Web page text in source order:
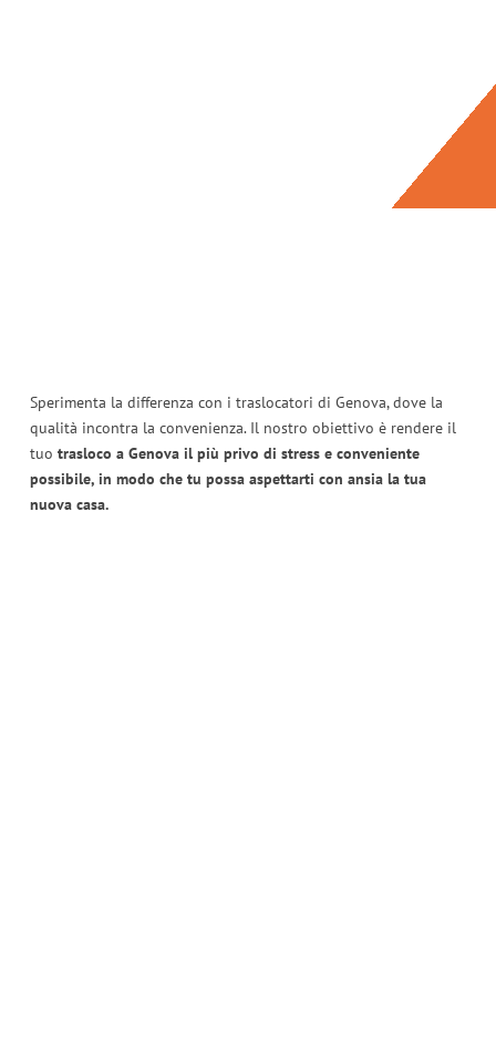
Sperimenta la differenza con i traslocatori di Genova, dove la
qualità incontra la convenienza. Il nostro obiettivo è rendere il
tuo trasloco a Genova il più privo di stress e conveniente
possibile, in modo che tu possa aspettarti con ansia la tua
nuova casa.